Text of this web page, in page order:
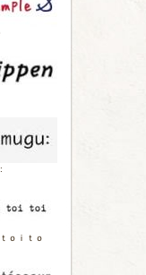
ｏｉｔｏ